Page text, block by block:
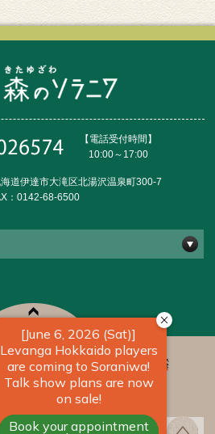
【電話受付時間】
10:00～17:00
道伊達市大滝区北湯沢温泉町300-7
：0142-68-6500